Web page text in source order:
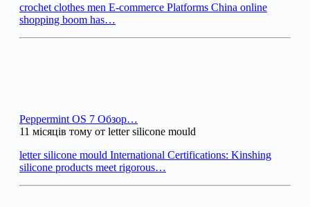
crochet clothes men E-commerce Platforms China online
shopping boom has…
Peppermint OS 7 Обзор…
11 місяців тому от letter silicone mould
letter silicone mould International Certifications: Kinshing
silicone products meet rigorous…